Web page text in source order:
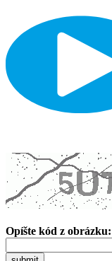
Opíšte kód z obrázku: